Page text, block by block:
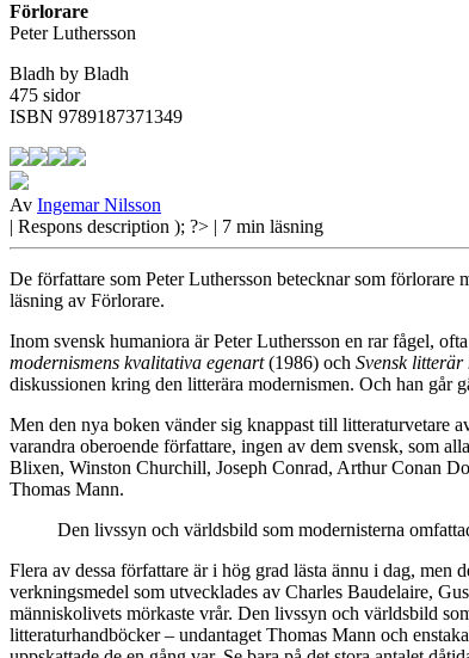
Förlorare
Peter Luthersson
Bladh by Bladh
475 sidor
ISBN 9789187371349
Av Ingemar Nilsson
| Respons description ); ?> | 7 min läsning
De författare som Peter Luthersson betecknar som förlorare
läsning av Förlorare.
Inom svensk humaniora är Peter Luthersson en rar fågel,
modernismens kvalitativa egenart(1986) och Svensk litterär
diskussionen kring den litterära modernismen. Och han går
Men den nya boken vänder sig knappast till litteraturvetare
varandra oberoende författare, ingen av dem svensk, som
Blixen, Winston Churchill, Joseph Conrad, Arthur Conan
Thomas Mann.
Den livssyn och världsbild som modernisterna
Flera av dessa författare är i hög grad lästa ännu i dag,
verkningsmedel som utvecklades av Charles Baudelaire,
människolivets mörkaste vrår. Den livssyn och världsbild
litteraturhandböcker – undantaget Thomas Mann och